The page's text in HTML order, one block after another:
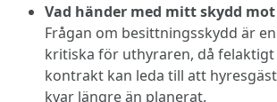
Vad händer med mitt skydd
Frågan om besittningsskydd är
kritiska för uthyraren, då
kontrakt kan leda till att
kvar längre än planerat.